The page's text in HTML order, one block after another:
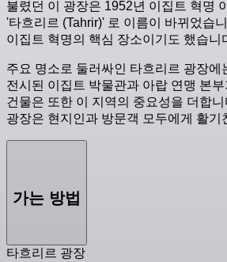
불렸던 이 광장은 1952년 이집트 혁명
'타흐리르 (Tahrir)' 로 이름이 바뀌었습
이집트 혁명의 핵심 장소이기도 했습니
주요 명소로 둘러싸인 타흐리르 광장에
전시된 이집트 박물관과 아랍 연맹 본
건물은 또한 이 지역의 중요성을 더합
광장은 현지인과 방문객 모두에게 활기
가는 방법
타흐리르 광장